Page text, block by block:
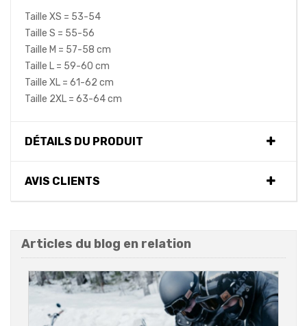
Taille XS = 53-54
Taille S = 55-56
Taille M = 57-58 cm
Taille L = 59-60 cm
Taille XL = 61-62 cm
Taille 2XL = 63-64 cm
DÉTAILS DU PRODUIT
AVIS CLIENTS
Articles du blog en relation